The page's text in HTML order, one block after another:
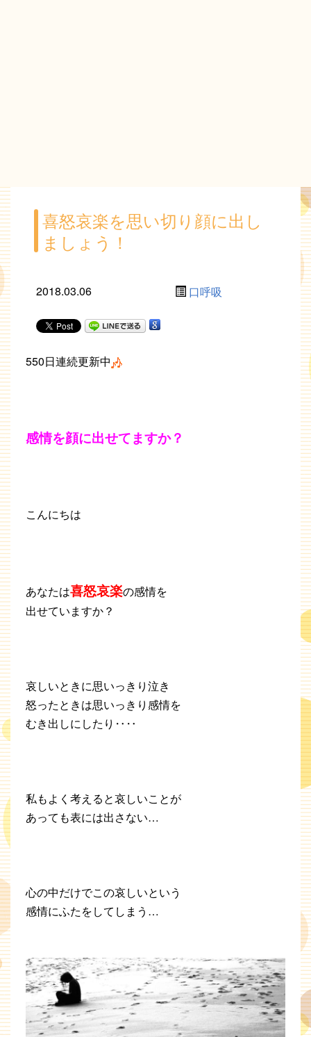
喜怒哀楽を思い切り顔に出し
ましょう！
2018.03.06 口呼吸
550日連続更新中
感情を顔に出せてますか？
こんにちは
あなたは喜怒哀楽の感情を
出せていますか？
哀しいときに思いっきり泣き
怒ったときは思いっきり感情を
むき出しにしたり‥‥
私もよく考えると哀しいことが
あっても表には出さない…
心の中だけでこの哀しいという
感情にふたをしてしまう…